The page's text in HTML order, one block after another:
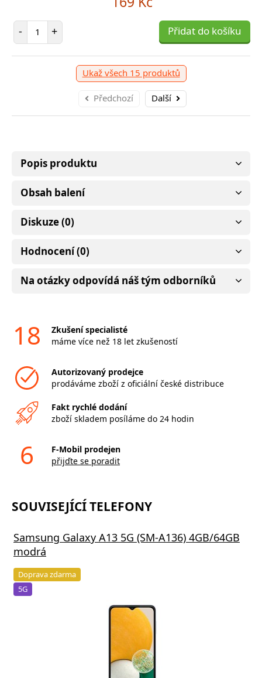
- Počet položek
+ Přidat do košíku
Ukaž všech 15 produktů
Předchozí Další
Popis produktu
Obsah balení
Diskuze (0)
Hodnocení (0)
Na otázky odpovídá náš tým odborníků
18
Zkušení specialisté
máme více než 18 let zkušeností
Autorizovaný prodejce
prodáváme zboží z oficiální české distribuce
Fakt rychlé dodání
zboží skladem posíláme do 24 hodin
6
F-Mobil prodejen
přijďte se poradit
SOUVISEJÍCÍ TELEFONY
Samsung Galaxy A13 5G (SM-A136) 4GB/64GB
modrá
Doprava zdarma
5G